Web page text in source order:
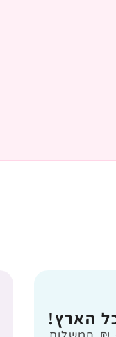
הארץ!